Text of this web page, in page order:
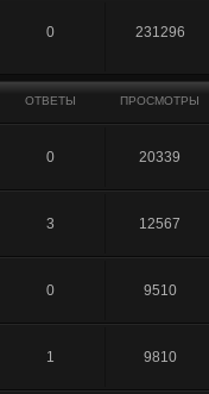
0 231296
ОТВЕТЫ ПРОСМОТРЫ
0 20339
3 12567
0 9510
1 9810